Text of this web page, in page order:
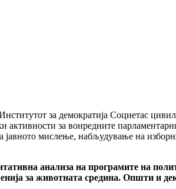
за демократија Социетас
за вонредните
јавното мислење, набљудување на
анализа на програмите на
за животната средина. Општи и